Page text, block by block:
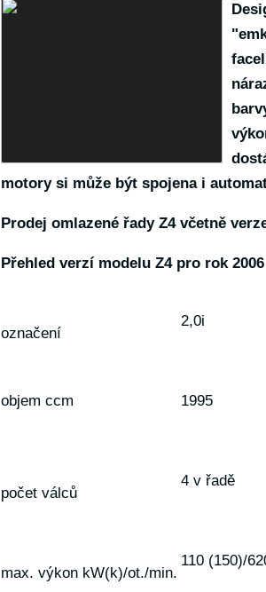
motory si může být spojena i
Prodej omlazené řady Z4 včetně
Přehled verzí modelu Z4 pro rok 2006
označení
2,0i
objem ccm 1995
počet válců
4 v řadě
max. výkon kW(k)/ot./min.
110 (150)/